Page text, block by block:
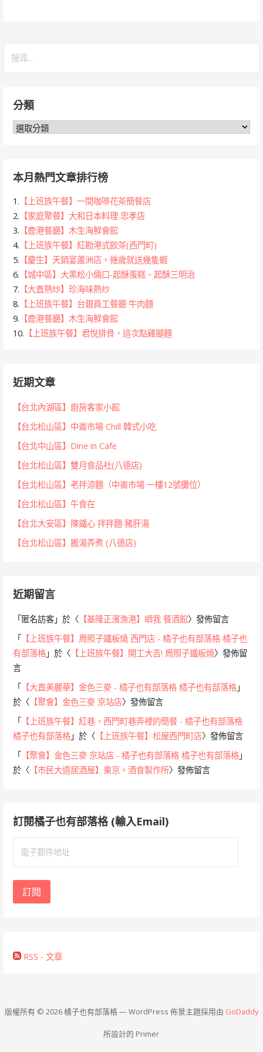
字:分類
分
本月熱門文章排行榜
1. 【上班族午餐】一間咖啡花茶簡餐店
2. 【家庭聚餐】大和日本料理 忠孝店
3. 【鹿港餐廳】木生海鮮會館
4. 【上班族午餐】紅勘港式飲茶(西門町)
5. 【慶生】天鍋宴蘆洲店，幾歲就送幾隻蝦
6. 【城中區】大黑松小倆口-起酥蛋糕、起酥三明治
7. 【大直熱炒】珍海味熱炒
8. 【上班族午餐】台銀員工餐廳 牛肉麵
9. 【鹿港餐廳】木生海鮮會館
10. 【上班族午餐】君悅排骨，這次點雞腿麵
近期文章
【台北內湖區】廚房客家小館
【台北松山區】中崙市場 Chill 韓式小吃
【台北中山區】Dine in Cafe
【台北松山區】雙月食品社(八德店)
【台北松山區】老拌涼麵（中崙市場 一樓12號攤位）
【台北松山區】午食在
【台北大安區】陳鐵心 拌拌麵 豬肝湯
【台北松山區】搬湯弄煮 (八德店)
近期留言
「匿名訪客 」於〈 【基隆正濱漁港】嶼我 餐酒館〉發佈留言
「 【上班族午餐】周照子鐵板燒 西門店 - 橘子也有部落格 橘子也
有部落格 」於〈 【上班族午餐】開工大吉! 周照子鐵板燒〉發佈留
言
「 【大直美麗華】金色三麥 - 橘子也有部落格 橘子也有部落格 」
於〈 【聚會】金色三麥 京站店〉發佈留言
「 【上班族午餐】紅巷，西門町巷弄裡的簡餐 - 橘子也有部落格
橘子也有部落格 」於〈 【上班族午餐】松屋西門町店〉發佈留言
「 【聚會】金色三麥 京站店 - 橘子也有部落格 橘子也有部落格 」
於〈 【市民大道居酒屋】東京。酒食製作所〉發佈留言
訂閱橘子也有部落格 (輸入Email)
地
訂閱
RSS - 文章
版權所有 © 2026 橘子也有部落格 — WordPress 佈景主題採用由 GoDaddy
所設計的 Primer